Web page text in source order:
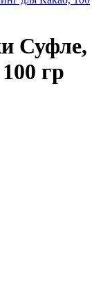
Суфле,
гр